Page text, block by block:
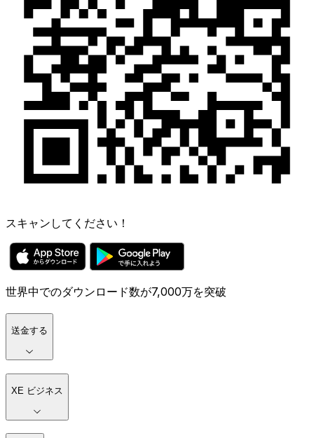
スキャンしてください！
世界中でのダウンロード数が7,000万を突破
送金する
XE ビジネス